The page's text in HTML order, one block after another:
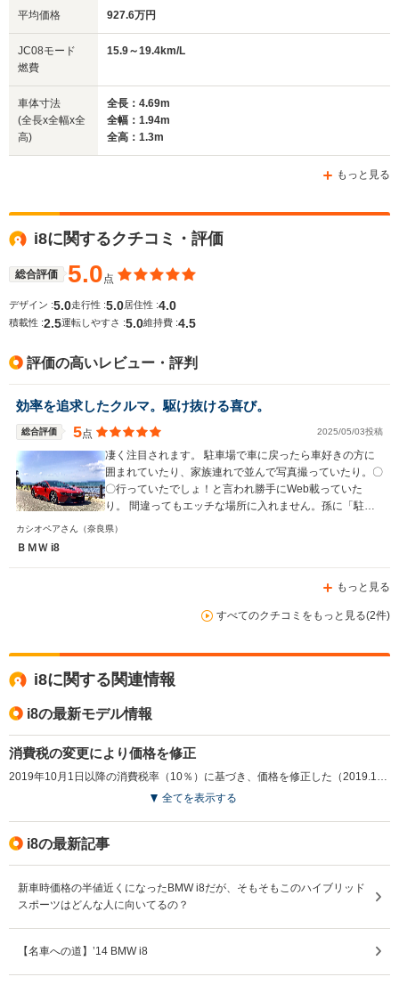
サイズ
(全長x全幅x全高)
WLTCモード
燃費
全幅
1.94m
平均価格 927.6万円
JC08モード
燃費
15.9～19.4km/L
車体寸法
(全長x全幅x全
高)
全長：4.69m
全幅：1.94m
全高：1.3m
もっと見る
i8に関するクチコミ・評価
総合評価 5.0点
デザイン :5.0走行性 :5.0 居住性 :4.0
積載性 :2.5運転しやすさ :5.0維持費 :4.5
評価の高いレビュー・評判
効率を追求したクルマ。駆け抜ける喜び。
総合評価 5点 2025/05/03投稿
凄く注目されます。 駐車場で車に戻ったら車好きの方に
囲まれていたり、家族連れで並んで写真撮っていたり。〇
〇行っていたでしょ！と言われ勝手にWeb載っていた
り。 間違ってもエッチな場所に入れません。孫に「駐車
場で人が集まる中に乗り込めない、次はプリウスで出かけ
カシオペアさん （奈良県）
ＢＭＷ i8
もっと見る
すべてのクチコミをもっと見る(2件)
i8に関する関連情報
i8の最新モデル情報
消費税の変更により価格を修正
全てを表示する
i8の最新記事
新車時価格の半値近くになったBMW i8だが、そもそもこのハイブリッド
スポーツはどんな人に向いてるの？
【名車への道】’14 BMW i8